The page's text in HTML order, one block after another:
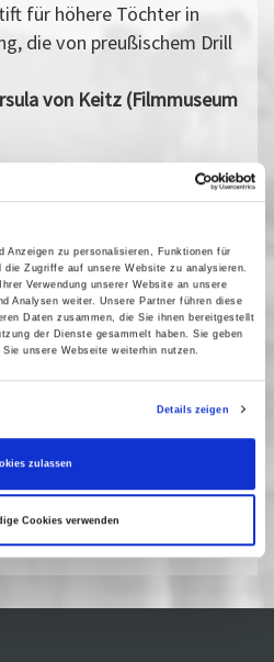
Anzeigen zu personalisieren, Funktionen für
die Zugriffe auf unsere Website zu analysieren.
Verwendung unserer Website an unsere
Analysen weiter. Unsere Partner führen diese
Daten zusammen, die Sie ihnen bereitgestellt
der Dienste gesammelt haben. Sie geben
unsere Webseite weiterhin nutzen.
Details zeigen
zulassen
Cookies verwenden
für höhere Töchter in
die von preußischem Drill
von Keitz (Filmmuseum
begleitet die Ausstellung im
in der
einer Filmreihe. Bis Februar laufen
des deutschen Kinos. Das
umfasst sowohl das Internat
Erziehungsheim - Geschichten
existentielle Not, aber auch
und der Fachhochschule